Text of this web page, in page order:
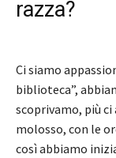
razza?
Ci siamo
biblioteca”,
scoprivamo, più ci
molosso, con le
così abbiamo